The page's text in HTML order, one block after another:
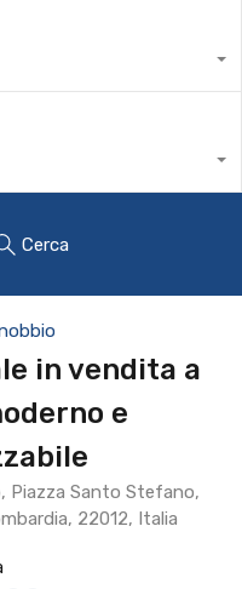
Cerca
in vendita a
e
Piazza Santo Stefano,
22012, Italia